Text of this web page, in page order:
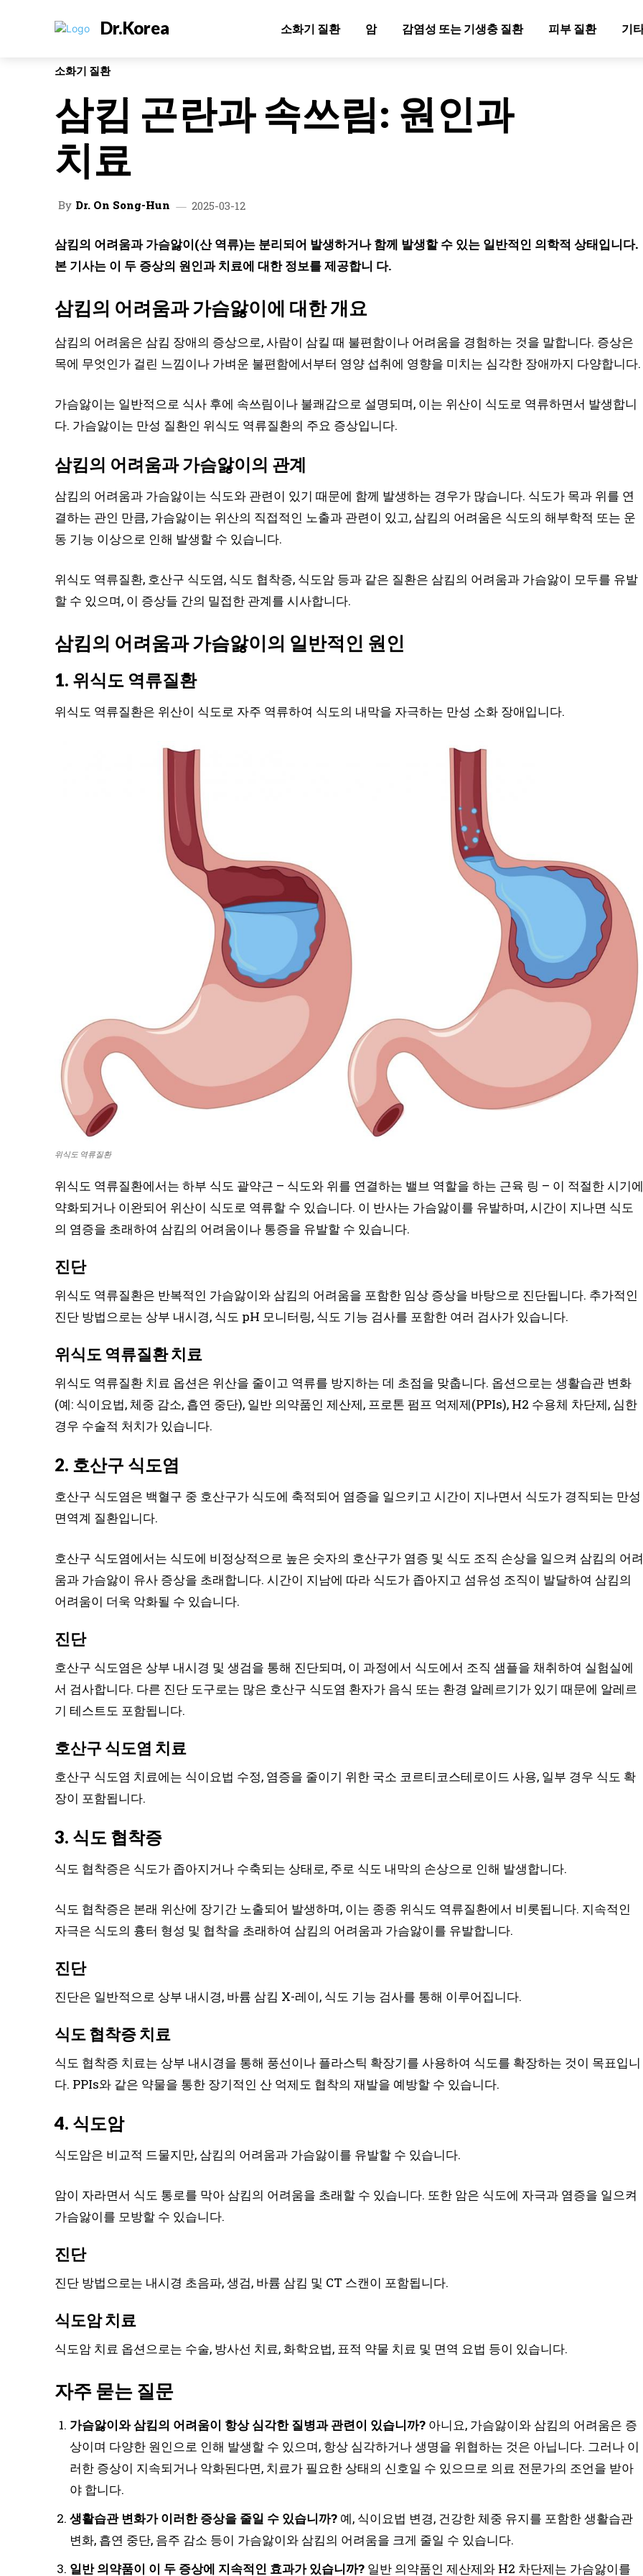
Dr.Korea 소화기 질환 암 감염성 또는 기생충 질환 피부 질환 기
소화기 질환
삼킴 곤란과 속쓰림: 원인과
치료
By Dr. On Song-Hun 2025-03-12
삼킴의 어려움과 가슴앓이(산 역류)는 분리되어 발생하거나 함께 발생할 수 있는 일반적인 의학적 상태입니다.
본 기사는 이 두 증상의 원인과 치료에 대한 정보를 제공합니 다.
삼킴의 어려움과 가슴앓이에 대한 개요
삼킴의 어려움은 삼킴 장애의 증상으로, 사람이 삼킬 때 불편함이나 어려움을 경험하는 것을 말합니다. 증상은
목에 무엇인가 걸린 느낌이나 가벼운 불편함에서부터 영양 섭취에 영향을 미치는 심각한 장애까지 다양합니다.
가슴앓이는 일반적으로 식사 후에 속쓰림이나 불쾌감으로 설명되며, 이는 위산이 식도로 역류하면서 발생합니
다. 가슴앓이는 만성 질환인 위식도 역류질환의 주요 증상입니다.
삼킴의 어려움과 가슴앓이의 관계
삼킴의 어려움과 가슴앓이는 식도와 관련이 있기 때문에 함께 발생하는 경우가 많습니다. 식도가 목과 위를 연
결하는 관인 만큼, 가슴앓이는 위산의 직접적인 노출과 관련이 있고, 삼킴의 어려움은 식도의 해부학적 또는 운
동 기능 이상으로 인해 발생할 수 있습니다.
위식도 역류질환, 호산구 식도염, 식도 협착증, 식도암 등과 같은 질환은 삼킴의 어려움과 가슴앓이 모두를 유발
할 수 있으며, 이 증상들 간의 밀접한 관계를 시사합니다.
삼킴의 어려움과 가슴앓이의 일반적인 원인
1. 위식도 역류질환
위식도 역류질환은 위산이 식도로 자주 역류하여 식도의 내막을 자극하는 만성 소화 장애입니다.
위식도 역류질환
위식도 역류질환에서는 하부 식도 괄약근 – 식도와 위를 연결하는 밸브 역할을 하는 근육 링 – 이 적절한 시기에
약화되거나 이완되어 위산이 식도로 역류할 수 있습니다. 이 반사는 가슴앓이를 유발하며, 시간이 지나면 식도
의 염증을 초래하여 삼킴의 어려움이나 통증을 유발할 수 있습니다.
진단
위식도 역류질환은 반복적인 가슴앓이와 삼킴의 어려움을 포함한 임상 증상을 바탕으로 진단됩니다. 추가적인
진단 방법으로는 상부 내시경, 식도 pH 모니터링, 식도 기능 검사를 포함한 여러 검사가 있습니다.
위식도 역류질환 치료
위식도 역류질환 치료 옵션은 위산을 줄이고 역류를 방지하는 데 초점을 맞춥니다. 옵션으로는 생활습관 변화
(예: 식이요법, 체중 감소, 흡연 중단), 일반 의약품인 제산제, 프로톤 펌프 억제제(PPIs), H2 수용체 차단제, 심한
경우 수술적 처치가 있습니다.
2. 호산구 식도염
호산구 식도염은 백혈구 중 호산구가 식도에 축적되어 염증을 일으키고 시간이 지나면서 식도가 경직되는 만성
면역계 질환입니다.
호산구 식도염에서는 식도에 비정상적으로 높은 숫자의 호산구가 염증 및 식도 조직 손상을 일으켜 삼킴의 어려
움과 가슴앓이 유사 증상을 초래합니다. 시간이 지남에 따라 식도가 좁아지고 섬유성 조직이 발달하여 삼킴의
어려움이 더욱 악화될 수 있습니다.
진단
호산구 식도염은 상부 내시경 및 생검을 통해 진단되며, 이 과정에서 식도에서 조직 샘플을 채취하여 실험실에
서 검사합니다. 다른 진단 도구로는 많은 호산구 식도염 환자가 음식 또는 환경 알레르기가 있기 때문에 알레르
기 테스트도 포함됩니다.
호산구 식도염 치료
호산구 식도염 치료에는 식이요법 수정, 염증을 줄이기 위한 국소 코르티코스테로이드 사용, 일부 경우 식도 확
장이 포함됩니다.
3. 식도 협착증
식도 협착증은 식도가 좁아지거나 수축되는 상태로, 주로 식도 내막의 손상으로 인해 발생합니다.
식도 협착증은 본래 위산에 장기간 노출되어 발생하며, 이는 종종 위식도 역류질환에서 비롯됩니다. 지속적인
자극은 식도의 흉터 형성 및 협착을 초래하여 삼킴의 어려움과 가슴앓이를 유발합니다.
진단
진단은 일반적으로 상부 내시경, 바륨 삼킴 X-레이, 식도 기능 검사를 통해 이루어집니다.
식도 협착증 치료
식도 협착증 치료는 상부 내시경을 통해 풍선이나 플라스틱 확장기를 사용하여 식도를 확장하는 것이 목표입니
다. PPIs와 같은 약물을 통한 장기적인 산 억제도 협착의 재발을 예방할 수 있습니다.
4. 식도암
식도암은 비교적 드물지만, 삼킴의 어려움과 가슴앓이를 유발할 수 있습니다.
암이 자라면서 식도 통로를 막아 삼킴의 어려움을 초래할 수 있습니다. 또한 암은 식도에 자극과 염증을 일으켜
가슴앓이를 모방할 수 있습니다.
진단
진단 방법으로는 내시경 초음파, 생검, 바륨 삼킴 및 CT 스캔이 포함됩니다.
식도암 치료
식도암 치료 옵션으로는 수술, 방사선 치료, 화학요법, 표적 약물 치료 및 면역 요법 등이 있습니다.
자주 묻는 질문
가슴앓이와 삼킴의 어려움이 항상 심각한 질병과 관련이 있습니까? 아니요, 가슴앓이와 삼킴의 어려움은 증
상이며 다양한 원인으로 인해 발생할 수 있으며, 항상 심각하거나 생명을 위협하는 것은 아닙니다. 그러나 이
러한 증상이 지속되거나 악화된다면, 치료가 필요한 상태의 신호일 수 있으므로 의료 전문가의 조언을 받아
야 합니다.
생활습관 변화가 이러한 증상을 줄일 수 있습니까? 예, 식이요법 변경, 건강한 체중 유지를 포함한 생활습관
변화, 흡연 중단, 음주 감소 등이 가슴앓이와 삼킴의 어려움을 크게 줄일 수 있습니다.
일반 의약품이 이 두 증상에 지속적인 효과가 있습니까? 일반 의약품인 제산제와 H2 차단제는 가슴앓이를